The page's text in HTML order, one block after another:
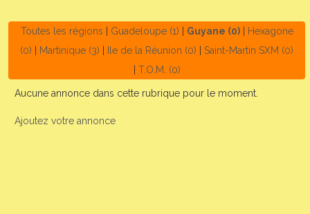
Toutes les régions Guadeloupe (1) Guyane (0)|
Hexagone
(0)
Martinique (3) Ile de la Réunion (0) |Saint-Martin SXM (0)
T.O.M. (0)
Aucune annonce dans cette rubrique pour le moment.
Ajoutez votre annonce